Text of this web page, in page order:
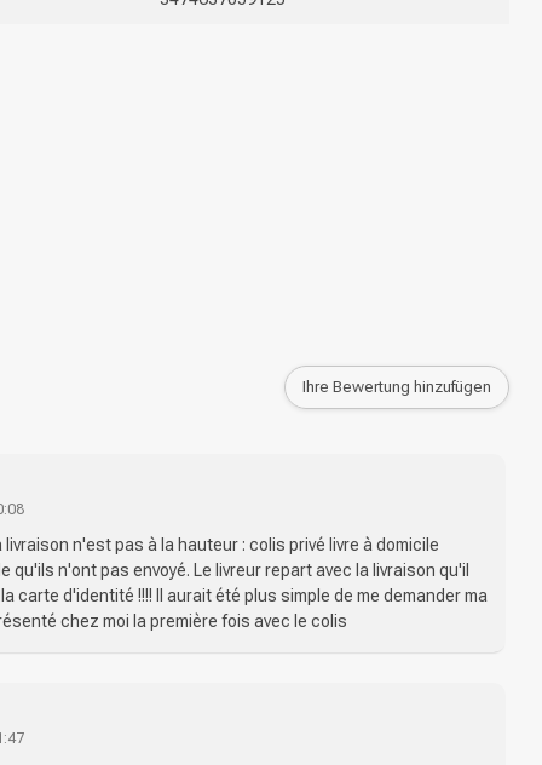
Ihre Bewertung hinzufügen
n'est pas à la hauteur : colis privé livre à domicile
n'ont pas envoyé. Le livreur repart avec la livraison qu'il
carte d'identité !!!! Il aurait été plus simple de me demander ma
chez moi la première fois avec le colis